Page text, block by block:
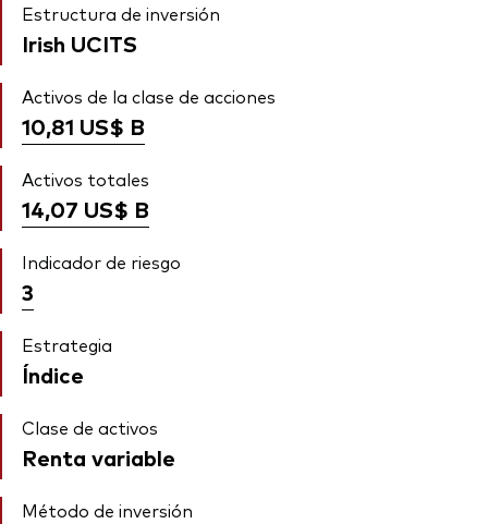
Estructura de inversión
Irish UCITS
Activos de la clase de acciones
10,81 US$ B
Activos totales
14,07 US$ B
Indicador de riesgo
3
Estrategia
Índice
Clase de activos
Renta variable
Método de inversión